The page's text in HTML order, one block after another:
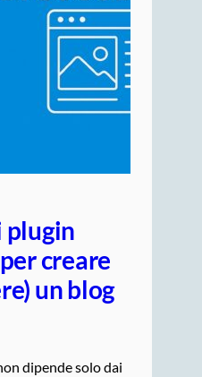
plugin
creare
un blog
dipende solo dai